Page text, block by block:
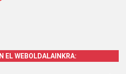
EL WEBOLDALAINKRA: